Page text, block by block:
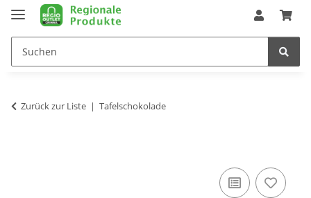
Zurück zur Liste Tafelschokolade